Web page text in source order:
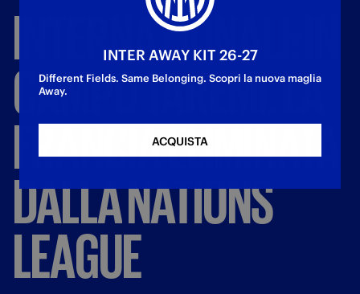
INTERNAZIONALI:
CAMPOTAREMI.LA
FRANCIAELIMINATA
DALLANATIONS
LEAGUE
INTER AWAY KIT 26-27
Different Fields. Same Belonging. Scopri la nuova maglia
Away.
ACQUISTA